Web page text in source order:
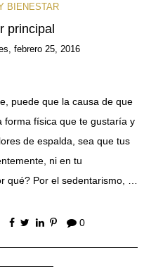
BIENESTAR
principal
febrero 25, 2016
puede que la causa de que
forma física que te gustaría y
de espalda, sea que tus
ni en tu
qué? Por el sedentarismo, …
0